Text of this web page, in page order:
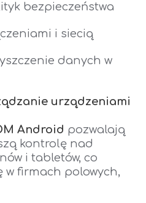
bezpieczeństwa
i siecią
danych w
urządzeniami
Android pozwalają
kontrolę nad
i tabletów, co
w firmach polowych,